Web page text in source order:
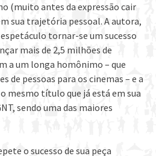
(muito antes da expressão cair
sua trajetória pessoal. A autora,
tornar-se um sucesso
mais de 2,5 milhões de
a um longa homônimo – que
de pessoas para os cinemas – e a
mesmo título que já está em sua
sendo uma das maiores
o sucesso de sua peça